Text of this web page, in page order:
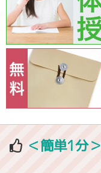
＜簡単1分＞